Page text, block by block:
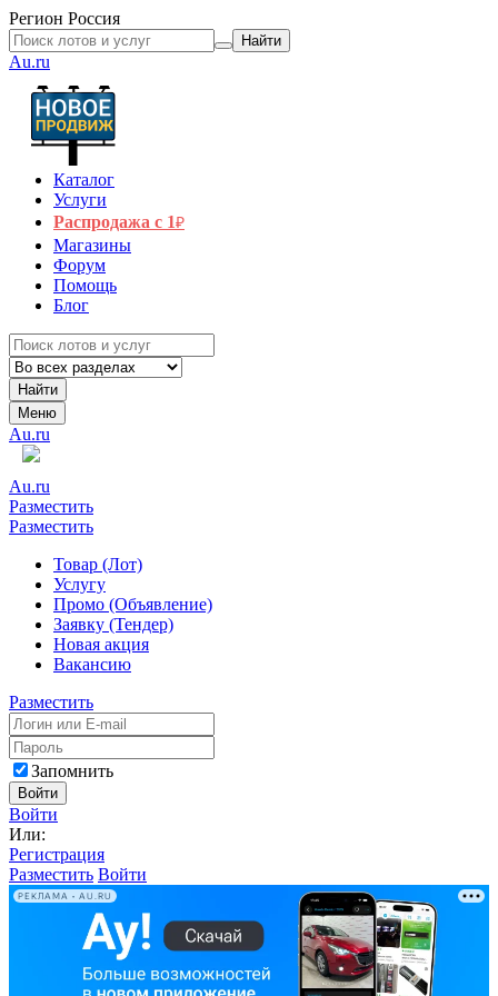
Регион Россия
Найти
Au.ru
Каталог
Услуги
Распродажа с 1₽
Магазины
Форум
Помощь
Блог
Найти
Меню
Au.ru
Au.ru
Разместить
Разместить
Товар (Лот)
Услугу
Промо (Объявление)
Заявку (Тендер)
Новая акция
Вакансию
Разместить
Запомнить
Войти
Войти
Или:
Регистрация
Разместить Войти
РЕКЛАМА • AU.RU